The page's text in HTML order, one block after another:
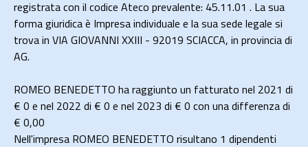
registrata con il codice Ateco prevalente: 45.11.01 . La sua
forma giuridica è Impresa individuale e la sua sede legale si
trova in VIA GIOVANNI XXIII - 92019 SCIACCA, in provincia di
AG.
ROMEO BENEDETTO ha raggiunto un fatturato nel 2021 di
€ 0 e nel 2022 di € 0 e nel 2023 di € 0 con una differenza di
€ 0,00
Nell'impresa ROMEO BENEDETTO risultano 1 dipendenti